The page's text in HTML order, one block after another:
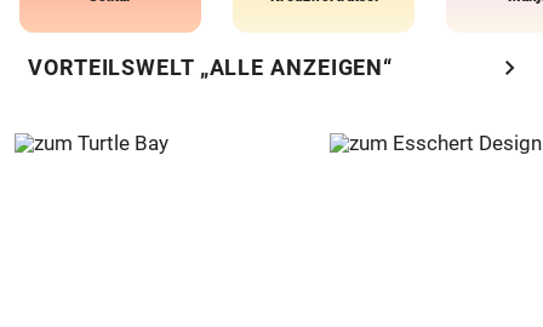
VORTEILSWELT „ALLE ANZEIGEN“ chevron_right